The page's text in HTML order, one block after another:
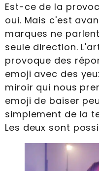
Est-ce de la
oui. Mais c'est
marques ne
seule direction.
provoque des
emoji avec des
miroir qui nous
emoji de baiser
simplement de la
Les deux sont